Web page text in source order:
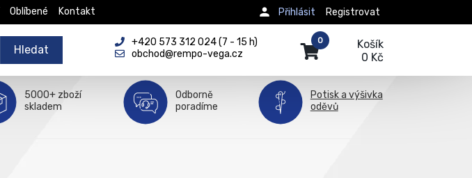
Oblíbené Kontakt Registrovat
Přihlásit
Hledat
+420 573 312 024 (7 - 15 h)
obchod@rempo-vega.cz
Košík
0 Kč
0
5000+ zboží
skladem
Odborně
poradíme
Potisk a výšivka
oděvů